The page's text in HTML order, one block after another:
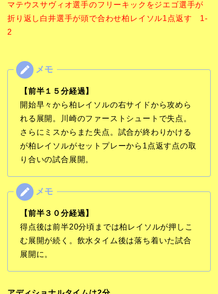
マテウスサヴィオ選手のフリーキックをジエゴ選手が
折り返し白井選手が頭で合わせ柏レイソル1点返す 1-
2
【前半１５分経過】
開始早々から柏レイソルの右サイドから攻めら
れる展開。川崎のファーストシュートで失点。
さらにミスからまた失点。試合が終わりかける
が柏レイソルがセットプレーから1点返す点の取
り合いの試合展開。
【前半３０分経過】
得点後は前半20分頃までは柏レイソルが押しこ
む展開が続く。飲水タイム後は落ち着いた試合
展開に。